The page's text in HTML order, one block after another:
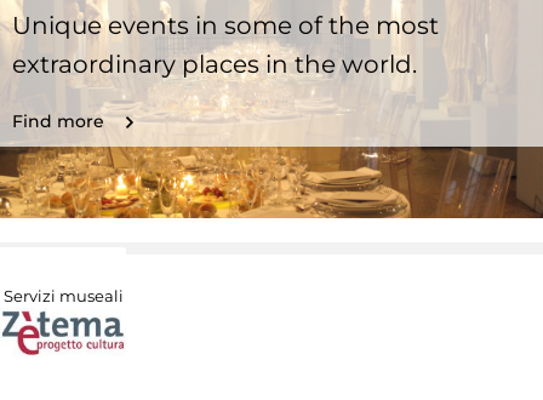
Unique events in some of the most
extraordinary places in the world.
Find more
Servizi museali